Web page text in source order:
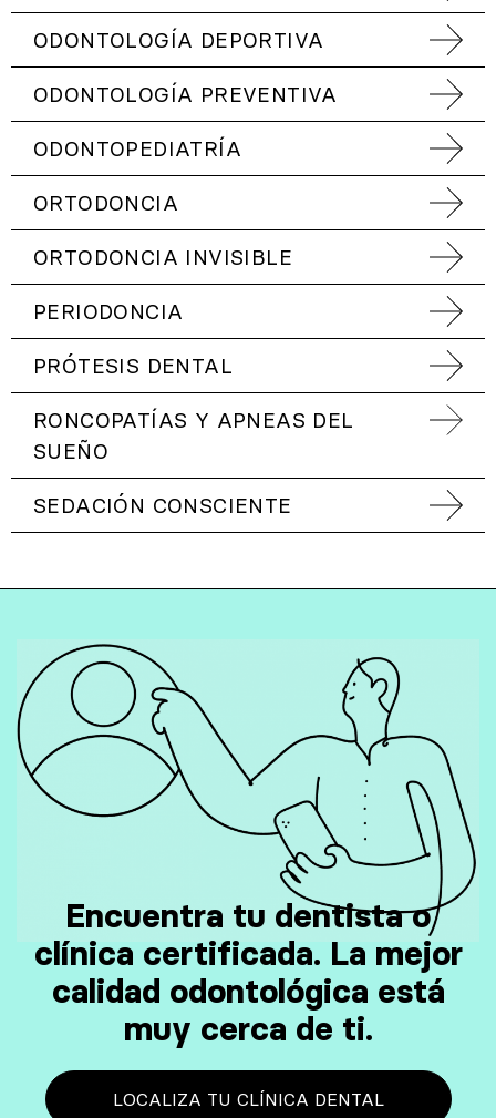
ODONTOLOGÍA DEPORTIVA
ODONTOLOGÍA PREVENTIVA
ODONTOPEDIATRÍA
ORTODONCIA
ORTODONCIA INVISIBLE
PERIODONCIA
PRÓTESIS DENTAL
RONCOPATÍAS Y APNEAS DEL
SUEÑO
SEDACIÓN CONSCIENTE
Encuentra tu dentista o
clínica certificada. La mejor
calidad odontológica está
muy cerca de ti.
LOCALIZA TU CLÍNICA DENTAL